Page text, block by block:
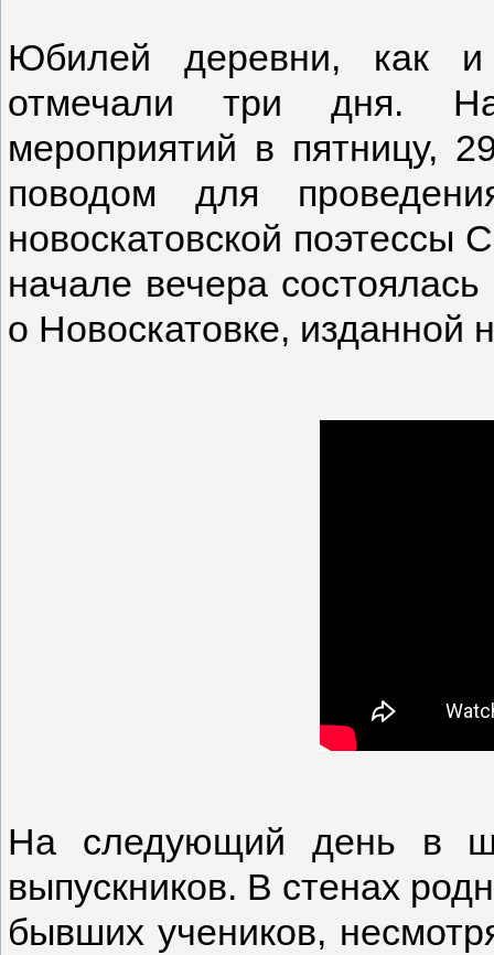
Юбилей деревни, как и
отмечали три дня.
мероприятий в пятницу,
поводом для
новоскатовской поэтессы
начале вечера
о Новоскатовке, изданной
На следующий день в
выпускников. В стенах
бывших учеников,